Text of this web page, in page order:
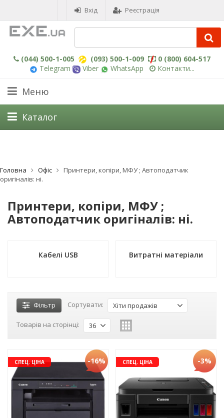
Вхід Реєстрація
(044) 500-1-005 (093) 500-1-009
0 (800) 604-517
Telegram
Viber WhatsApp Контакти...
Меню
Каталог
Головна Офіс
Принтери, копіри, МФУ ; Автоподатчик
оригіналів: ні.
Принтери, копіри, МФУ ;
Автоподатчик оригіналів: ні.
Кабелі USB Витратні матеріали
Фільтр Сортувати: Хіти продажів
Товарів на сторінці: 36
СПЕЦ. ЦІНА -16% СПЕЦ. ЦІНА -3%